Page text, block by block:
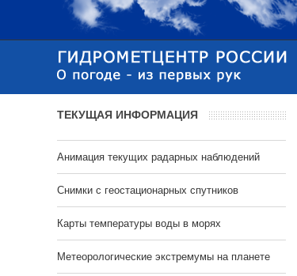
ТЕКУЩАЯ ИНФОРМАЦИЯ
Анимация текущих радарных наблюдений
Cнимки с геостационарных спутников
Карты температуры воды в морях
Метеорологические экстремумы на планете